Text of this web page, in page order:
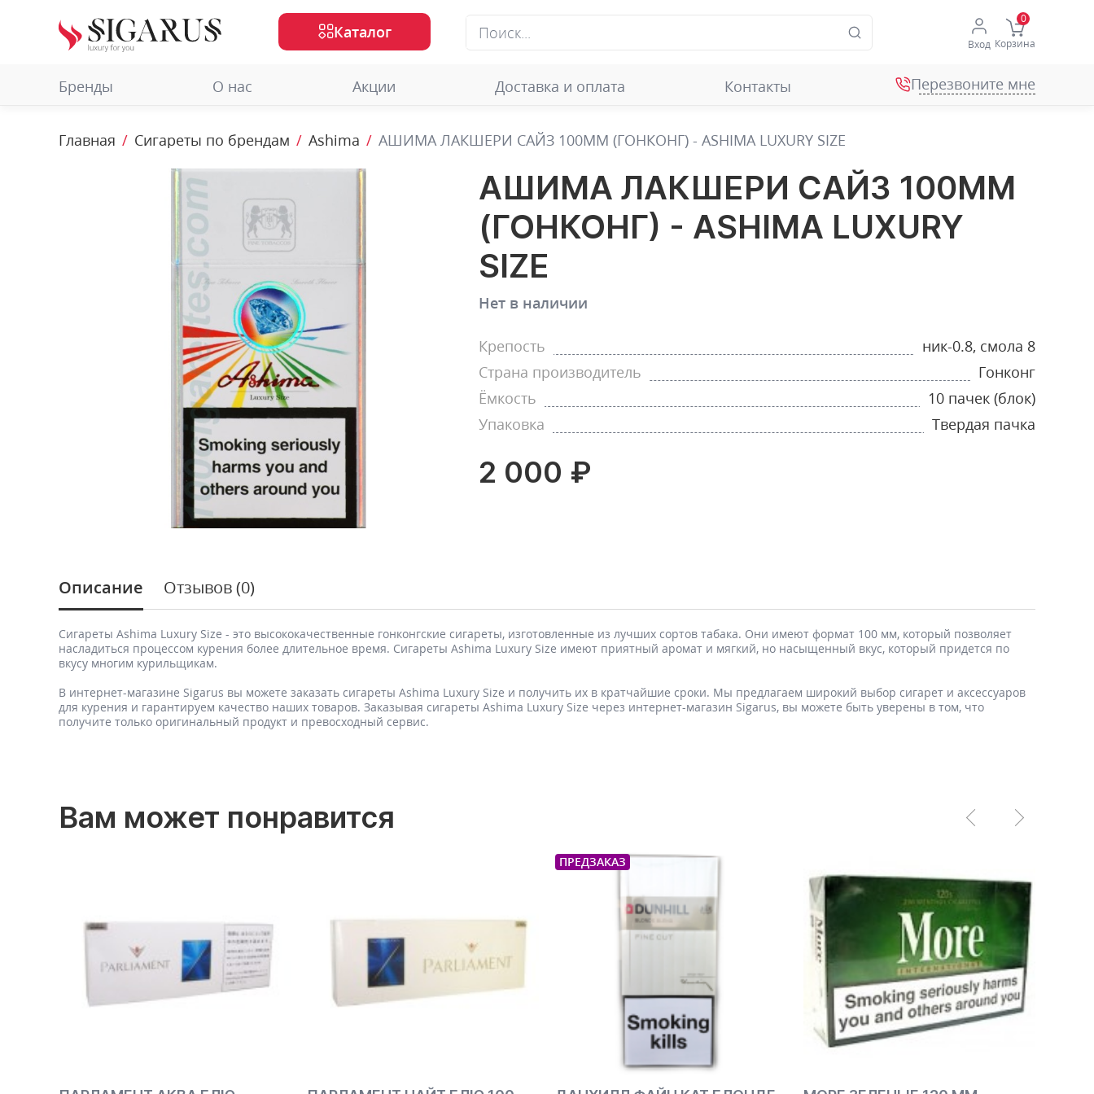
Вход Корзина
Бренды О нас Акции Доставка и оплата Контакты
Каталог
Перезвоните мне
Главная Сигареты по брендам Ashima АШИМА ЛАКШЕРИ САЙЗ 100ММ (ГОНКОНГ) - ASHIMA LUXURY SIZE
АШИМА ЛАКШЕРИ САЙЗ 100ММ
(ГОНКОНГ) - ASHIMA LUXURY
SIZE
Нет в наличии
Крепость
ник-0.8, смола 8
Страна производитель
Гонконг
Ёмкость
10 пачек (блок)
Упаковка
Твердая пачка
2 000 ₽
Описание Отзывов (0)
Сигареты Ashima Luxury Size - это высококачественные гонконгские сигареты, изготовленные из лучших сортов табака. Они имеют формат 100 мм, который позволяет
насладиться процессом курения более длительное время. Сигареты Ashima Luxury Size имеют приятный аромат и мягкий, но насыщенный вкус, который придется по
вкусу многим курильщикам.
В интернет-магазине Sigarus вы можете заказать сигареты Ashima Luxury Size и получить их в кратчайшие сроки. Мы предлагаем широкий выбор сигарет и аксессуаров
для курения и гарантируем качество наших товаров. Заказывая сигареты Ashima Luxury Size через интернет-магазин Sigarus, вы можете быть уверены в том, что
получите только оригинальный продукт и превосходный сервис.
Вам может понравится